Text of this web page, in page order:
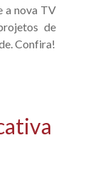
a nova TV
de
Confira!